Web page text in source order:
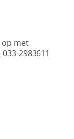
op met
2983611